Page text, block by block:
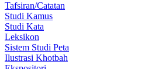
Tafsiran/Catatan
Studi Kamus
Studi Kata
Leksikon
Sistem Studi Peta
Ilustrasi Khotbah